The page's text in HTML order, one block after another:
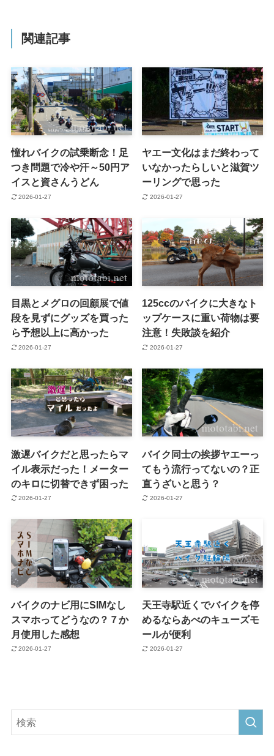
関連記事
憧れバイクの試乗断念！足
つき問題で冷や汗～50円ア
イスと資さんうどん
2026-01-27
ヤエー文化はまだ終わって
いなかったらしいと滋賀ツ
ーリングで思った
2026-01-27
目黒とメグロの回顧展で値
段を見ずにグッズを買った
ら予想以上に高かった
2026-01-27
125ccのバイクに大きなト
ップケースに重い荷物は要
注意！失敗談を紹介
2026-01-27
激遅バイクだと思ったらマ
イル表示だった！メーター
のキロに切替できず困った
2026-01-27
バイク同士の挨拶ヤエーっ
てもう流行ってないの？正
直うざいと思う？
2026-01-27
バイクのナビ用にSIMなし
スマホってどうなの？７か
月使用した感想
2026-01-27
天王寺駅近くでバイクを停
めるならあべのキューズモ
ールが便利
2026-01-27